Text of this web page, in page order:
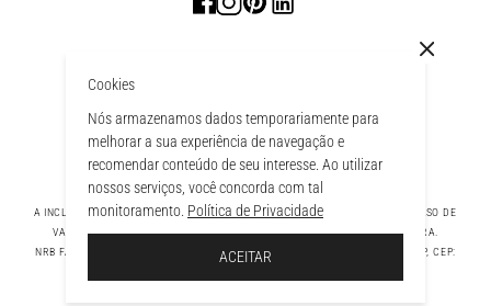
Cookies
Nós armazenamos dados temporariamente para
melhorar a sua experiência de navegação e
recomendar conteúdo de seu interesse. Ao utilizar
nossos serviços, você concorda com tal
monitoramento. Política de Privacidade
ACEITAR
SACOLA
A INCLUSÃO DE UM PRODUTO NA SACOLA NÃO GARANTE SEU PREÇO. EM CASO DE
VARIAÇÃO, PREVALECERÁ O PREÇO VIGENTE NA FINALIZAÇÃO DA COMPRA.
NRB FASHION COMPANY LTDA - AV. TAMBORE, 1043 - TAMBORÉ BARUERI - SP, CEP: